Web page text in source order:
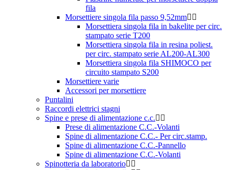
fila
Morsettiere singola fila passo 9,52mm
Morsettiera singola fila in bakelite per circ.
stampato serie T200
Morsettiera singola fila in resina poliest.
per circ. stampato serie AL200-AL300
Morsettiera singola fila SHIMOCO per
circuito stampato S200
Morsettiere varie
Accessori per morsettiere
Puntalini
Raccordi elettrici stagni
Spine e prese di alimentazione c.c.
Prese di alimentazione C.C.-Volanti
Spine di alimentazione C.C.- Per circ.stamp.
Spine di alimentazione C.C.-Pannello
Spine di alimentazione C.C.-Volanti
Spinotteria da laboratorio